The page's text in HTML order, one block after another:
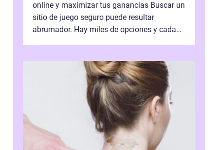
online y maximizar tus ganancias Buscar un
sitio de juego seguro puede resultar
abrumador. Hay miles de opciones y cada